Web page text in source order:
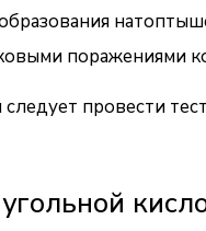
поражениями
провести